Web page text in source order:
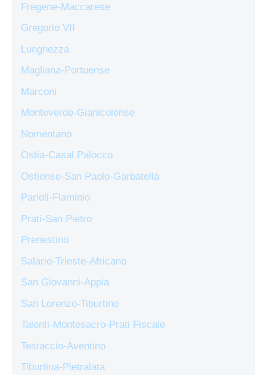
Fregene-Maccarese
Gregorio VII
Lunghezza
Magliana-Portuense
Marconi
Monteverde-Gianicolense
Nomentano
Ostia-Casal Palocco
Ostiense-San Paolo-Garbatella
Parioli-Flaminio
Prati-San Pietro
Prenestino
Salario-Trieste-Africano
San Giovanni-Appia
San Lorenzo-Tiburtino
Talenti-Montesacro-Prati Fiscale
Testaccio-Aventino
Tiburtina-Pietralata